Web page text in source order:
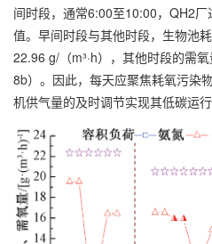
间时段，通常6:00至10:00，QH2
值。早间时段与其他时段，生物池
22.96 g/（m³·h），其他时段的需
8b）。因此，每天应聚焦耗氧污染
机供气量的及时调节实现其低碳运行